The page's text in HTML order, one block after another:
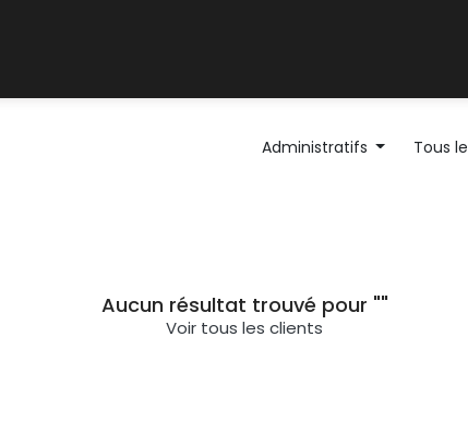
Administratifs Tous
Aucun résultat trouvé pour ""
Voir tous les clients